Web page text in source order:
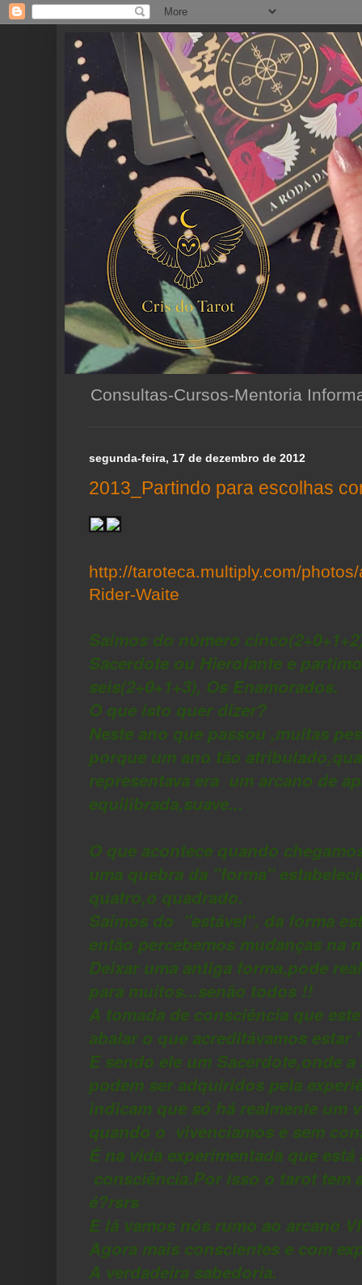
Consultas-Cursos-Mentoria
segunda-feira, 17 de dezembro de 2012
2013_Partindo para escolhas
http://taroteca.multiply.com/
Rider-Waite
Saímos do número
Sacerdote ou Hierofante e
seis(2+0+1+3), Os Enamorados.
O que isto quer dizer?
Neste ano que passou ,muitas
porque um ano tão
representava era um arcano de
equilibrada,suave...
O que acontece quando
uma quebra da "forma"
quatro,o quadrado.
Saímos do "estável", da forma
então percebemos mudanças na
Deixar uma antiga forma,pode
para muitos...senão todos !!
A tomada de consciência que
abalar o que acreditávamos
E sendo ele um Sacerdote,onde
podem ser adquiridos pela
indicam que só há realmente um
quando o vivenciamos e sem
É na vida experimentada que
consciência.Por isso o tarot tem
é?rsrs
E lá vamos nós rumo ao arcano
Agora mais conscientes e com
A verdadeira sabedoria.